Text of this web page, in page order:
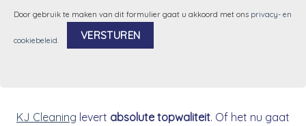
Door gebruik te maken van dit formulier gaat u akkoord met ons privacy- en
cookiebeleid.
KJ Cleaning levert absolute topwaliteit. Of het nu gaat